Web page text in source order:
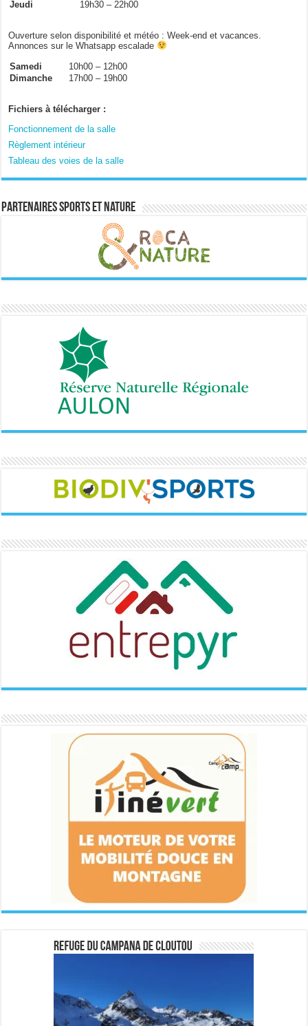
Jeudi 19h30 – 22h00
Ouverture selon disponibilité et météo : Week-end et vacances.
Annonces sur le Whatsapp escalade
Samedi
10h00 – 12h00
Dimanche
17h00 – 19h00
Fichiers à télécharger :
Fonctionnement de la salle
Règlement intérieur
Tableau des voies de la salle
Partenaires sports et nature